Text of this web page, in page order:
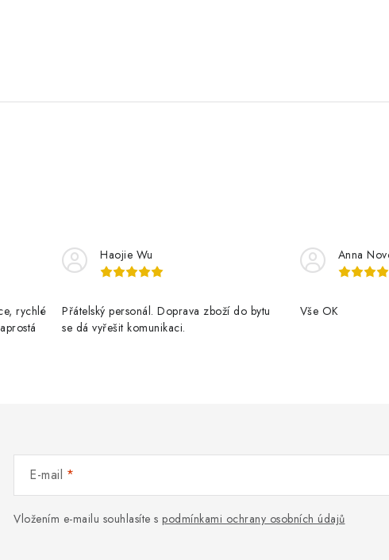
rychlé
Haojie Wu
Přátelský personál. Doprava zboží do bytu
se dá vyřešit komunikaci.
Anna
Vše OK
E-mail
Vložením e-mailu souhlasíte s podmínkami ochrany osobních údajů